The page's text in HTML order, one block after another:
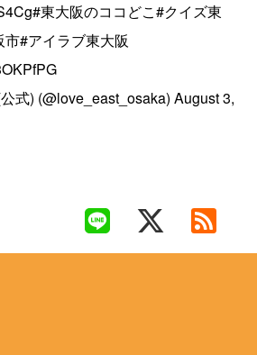
#東大阪のココどこ#クイズ東
市#アイラブ東大阪
式) (@love_east_osaka)August 3,